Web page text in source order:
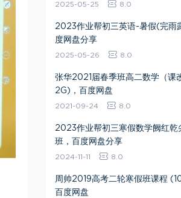
2025-05-25 8.0
2023作业帮初三英语-暑假(完雨
度网盘分享
2025-05-26 8.0
张华2021届春季班高二数学（课
2G)，百度网盘
2021-09-24 8.0
2023作业帮初三寒假数学阙红乾
班，百度网盘分享
2024-11-11 8.0
周帅2019高考二轮寒假班课程
百度网盘